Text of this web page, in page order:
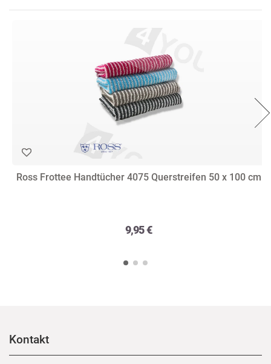
Ross Frottee Handtücher 4075 Querstreifen 50 x 100 cm
9,95 €
Kontakt